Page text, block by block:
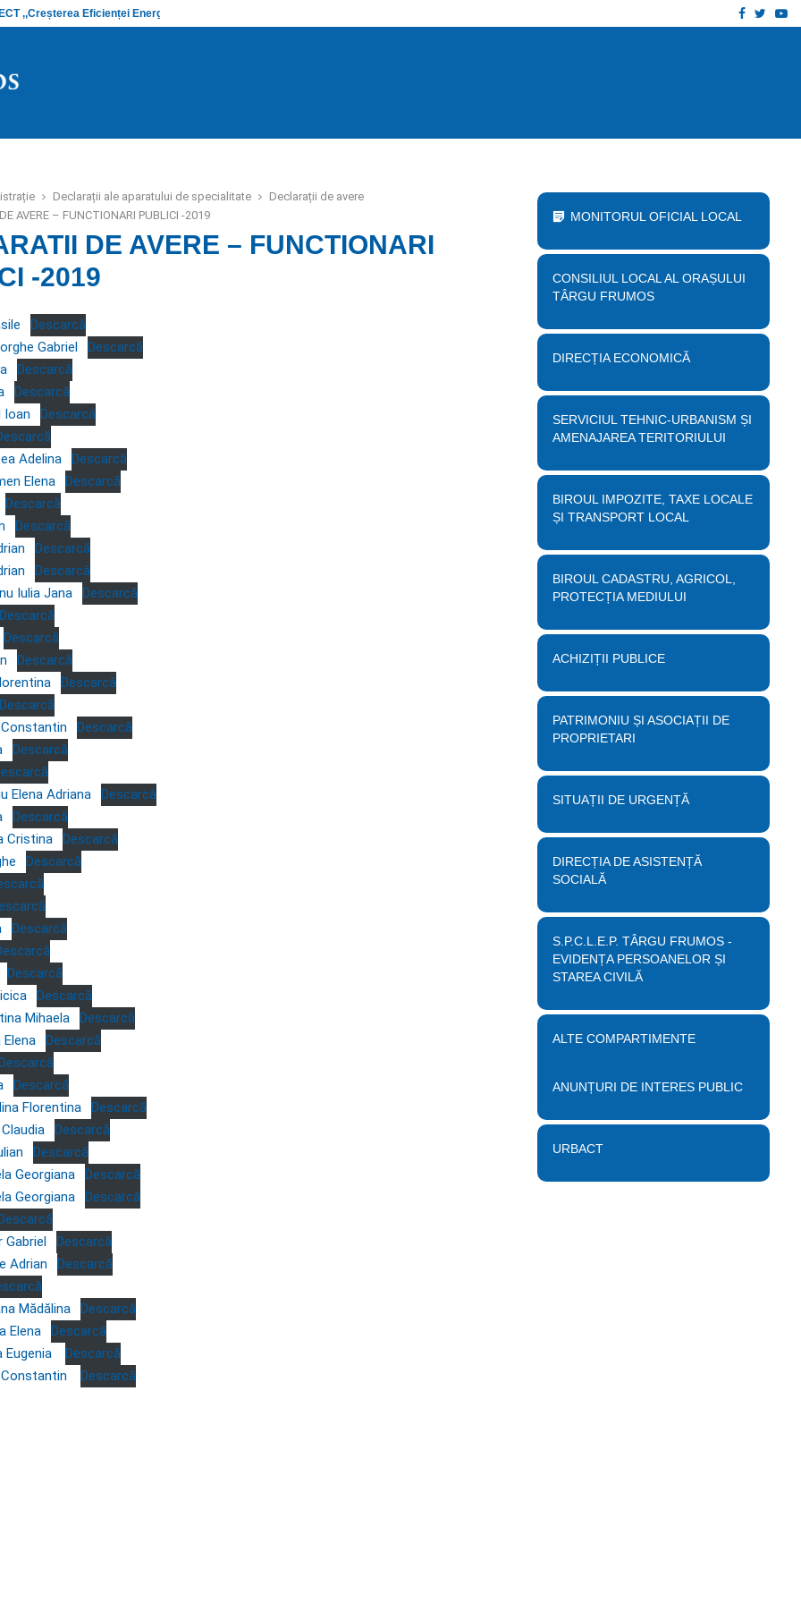
,,Creșterea Eficienței Energetice și… Facebook
Declarații ale aparatului de specialitate
Declarații de avere
AVERE – FUNCTIONARI PUBLICI -2019
DE AVERE – FUNCTIONARI
-2019
Descarcă
Gabriel
Descarcă
Descarcă
Descarcă
Ioan
Descarcă
Adelina
Descarcă
Elena
Descarcă
Descarcă
Descarcă
Descarcă
Descarcă
Iulia Jana
Descarcă
Descarcă
Descarcă
Descarcă
Descarcă
Descarcă
Descarcă
Descarcă
Elena Adriana
Descarcă
Descarcă
Cristina
Descarcă
Descarcă
Descarcă
Descarcă
Descarcă
Mihaela
Descarcă
Elena
Descarcă
Descarcă
Florentina
Descarcă
Descarcă
Descarcă
Georgiana
Descarcă
Georgiana
Descarcă
Gabriel
Descarcă
Adrian
Descarcă
Mădălina
Descarcă
Elena
Descarcă
Eugenia
Descarcă
Descarcă
MONITORUL OFICIAL LOCAL
CONSILIUL LOCAL AL ORAȘULUI
TÂRGU FRUMOS
DIRECȚIA ECONOMICĂ
SERVICIUL TEHNIC-URBANISM ȘI
AMENAJAREA TERITORIULUI
BIROUL IMPOZITE, TAXE LOCALE
ȘI TRANSPORT LOCAL
BIROUL CADASTRU, AGRICOL,
PROTECȚIA MEDIULUI
ACHIZIȚII PUBLICE
PATRIMONIU ȘI ASOCIAȚII DE
PROPRIETARI
SITUAȚII DE URGENȚĂ
DIRECȚIA DE ASISTENȚĂ
SOCIALĂ
S.P.C.L.E.P. TÂRGU FRUMOS -
EVIDENȚA PERSOANELOR ȘI
STAREA CIVILĂ
ALTE COMPARTIMENTE
ANUNȚURI DE INTERES PUBLIC
URBACT